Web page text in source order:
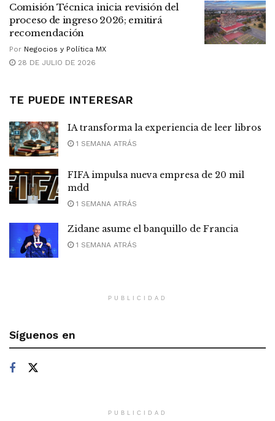
Comisión Técnica inicia revisión del
proceso de ingreso 2026; emitirá
recomendación
Por Negocios y Política MX
28 DE JULIO DE 2026
TE PUEDE INTERESAR
IA transforma la experiencia de leer libros
1 SEMANA ATRÁS
FIFA impulsa nueva empresa de 20 mil
mdd
1 SEMANA ATRÁS
Zidane asume el banquillo de Francia
1 SEMANA ATRÁS
PUBLICIDAD
Síguenos en
PUBLICIDAD